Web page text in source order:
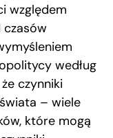
względem
czasów
według
czynniki
– wiele
które mogą